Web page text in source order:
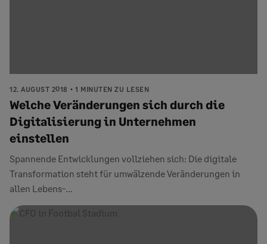
12. AUGUST 2018 1 MINUTEN ZU LESEN
Welche Veränderungen sich durch die
Digitalisierung in Unternehmen
einstellen
Spannende Entwicklungen vollziehen sich: Die digitale
Transformation steht für umwälzende Veränderungen in
allen Lebens-...